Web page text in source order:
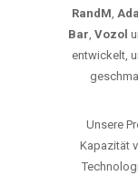
RandM,
Bar, Vozol
entwickelt,
Unsere
Kapazität